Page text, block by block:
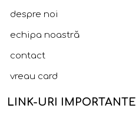
despre noi
echipa noastră
contact
vreau card
LINK-URI IMPORTANTE